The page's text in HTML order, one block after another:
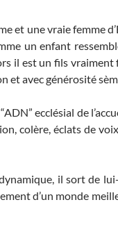
et une vraie femme
un enfant
il est un fils vraiment
avec générosité
ecclésial de
colère, éclats de
il sort de
d’un monde